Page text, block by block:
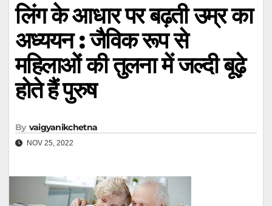
लिंग के आधार पर बढ़ती उम्र का
अध्ययन : जैविक रूप से
महिलाओं की तुलना में जल्दी बूढ़े
होते हैं पुरुष
By vaigyanikchetna
NOV 25, 2022